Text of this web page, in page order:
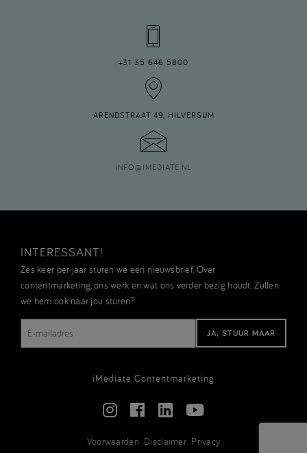
+31 35 646 5800
ARENDSTRAAT 49, HILVERSUM
INFO@ IMEDIATE.NL
INTERESSANT!
Zes keer per jaar sturen we een nieuwsbrief. Over
contentmarketing, ons werk en wat ons verder bezig houdt. Zullen
we hem ook naar jou sturen?
mailadres
iMediate Contentmarketing
Voorwaarden Disclaimer Privacy